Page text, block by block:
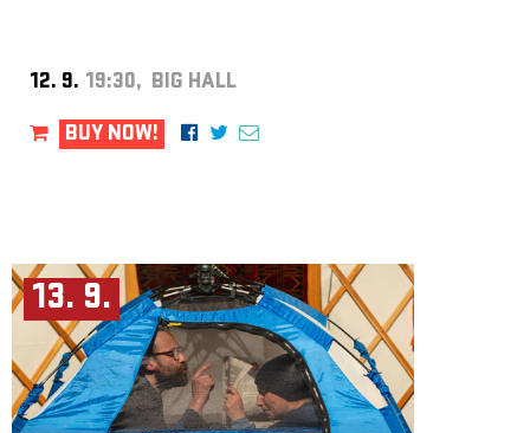
12. 9. 19:30, BIG HALL
BUY NOW!
13. 9.